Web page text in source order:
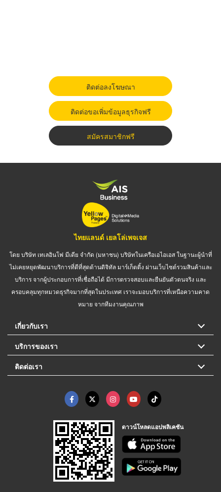
ติดต่อลงโฆษณา
ติดต่อขอเพิ่มข้อมูลธุรกิจฟรี
สมัครสมาชิกฟรี
ไทยแลนด์ เยลโล่เพจเจส
โดย บริษัท เทเลอินโฟ มีเดีย จำกัด (มหาชน) บริษัทในเครือเอไอเอส ในฐานะผู้นำที่
ไม่เคยหยุดพัฒนาบริการที่ดีที่สุดด้านดิจิทัล มาร์เก็ตติ้ง ผ่านเว็บไซต์รวมสินค้าและ
บริการ จากผู้ประกอบการที่เชื่อถือได้ มีการตรวจสอบและยืนยันตัวตนจริง และ
ครอบคลุมทุกหมวดธุรกิจมากที่สุดในประเทศ เราจะมอบบริการที่เหนือความคาด
หมาย จากทีมงานคุณภาพ
เกี่ยวกับเรา
บริการของเรา
ติดต่อเรา
ดาวน์โหลดแอปพลิเคชัน